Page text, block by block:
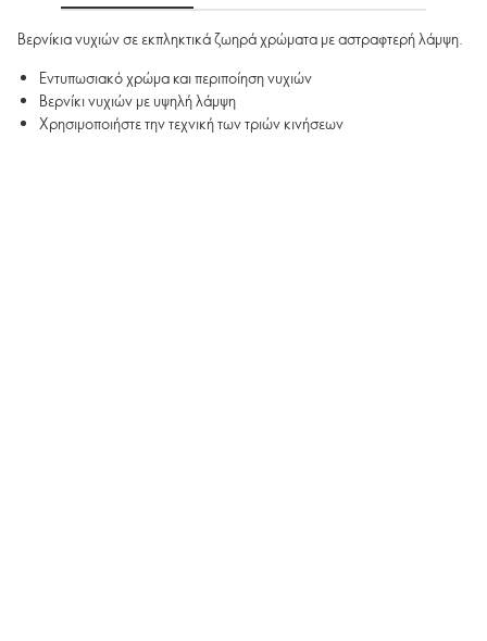
Βερνίκια νυχιών σε εκπληκτικά ζωηρά χρώματα με αστραφτερή λάμψη.
Εντυπωσιακό χρώμα και περιποίηση νυχιών
Βερνίκι νυχιών με υψηλή λάμψη
Χρησιμοποιήστε την τεχνική των τριών κινήσεων